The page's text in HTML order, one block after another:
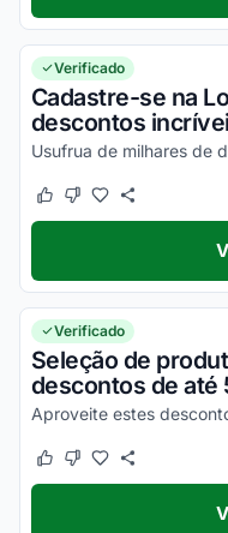
Verificado
Cadastre-se na
descontos
Este cupom funcionou
Este cupom não
Verificado
Seleção de
descontos de até
Este cupom funcionou
Este cupom não